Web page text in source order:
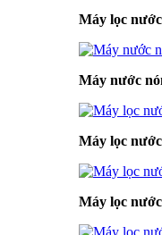
Máy lọc
Máy nước
Máy lọc
Máy lọc